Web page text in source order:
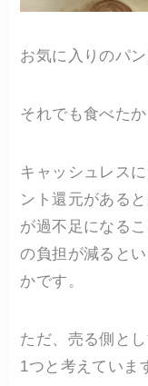
お気に入りのパン
それでも食べた
キャッシュレス
ント還元がある
が過不足になる
の負担が減ると
かです。
ただ、売る側と
1つと考えていま